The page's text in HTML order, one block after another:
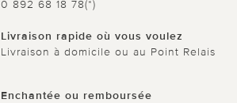
0 892 68 18 78(*)
Livraison rapide où vous voulez
Livraison à domicile ou au Point Relais
Enchantée ou remboursée